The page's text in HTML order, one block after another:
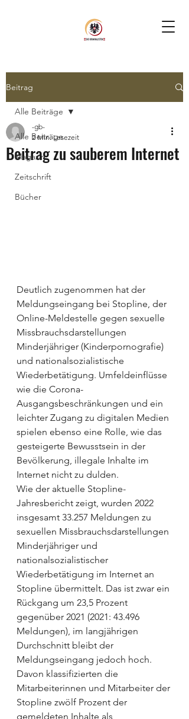
Beitrag
Alle Beiträge
Magazin
Zeitschrift
Bücher
Alle Beiträge
Beitrag zu sauberem Internet
-gb-
2 Min. Lesezeit
Deutlich zugenommen hat der
Meldungseingang bei Stopline, der
Online-Meldestelle gegen sexuelle
Missbrauchsdarstellungen
Minderjähriger (Kinderpornografie)
und nationalsozialistische
Wiederbetätigung. Umfeldeinflüsse
wie die Corona-
Ausgangsbeschränkungen und ein
leichter Zugang zu digitalen Medien
spielen ebenso eine Rolle, wie das
gesteigerte Bewusstsein in der
Bevölkerung, illegale Inhalte im
Internet nicht zu dulden.
Wie der aktuelle Stopline-
Jahresbericht zeigt, wurden 2022
insgesamt 33.257 Meldungen zu
sexuellen Missbrauchsdarstellungen
Minderjähriger und
nationalsozialistischer
Wiederbetätigung im Internet an
Stopline übermittelt. Das ist zwar ein
Rückgang um 23,5 Prozent
gegenüber 2021 (2021: 43.496
Meldungen), im langjährigen
Durchschnitt bleibt der
Meldungseingang jedoch hoch.
Davon klassifizierten die
Mitarbeiterinnen und Mitarbeiter der
Stopline zwölf Prozent der
gemeldeten Inhalte als